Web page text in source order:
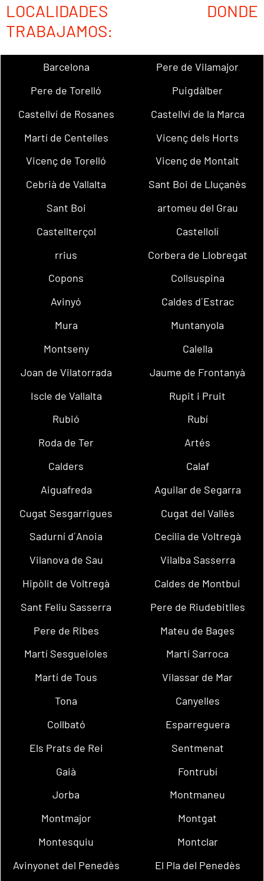
LOCALIDADES DONDE
TRABAJAMOS:
Barcelona
Pere de Vilamajor
Pere de Torelló
Puigdàlber
Castellví de Rosanes
Castellví de la Marca
Martí de Centelles
Vicenç dels Horts
Vicenç de Torelló
Vicenç de Montalt
Cebrià de Vallalta
Sant Boi de Lluçanès
Sant Boi
artomeu del Grau
Castellterçol
Castellolí
rrius
Corbera de Llobregat
Copons
Collsuspina
Avinyó
Caldes d´Estrac
Mura
Muntanyola
Montseny
Calella
Joan de Vilatorrada
Jaume de Frontanyà
Iscle de Vallalta
Rupit i Pruit
Rubió
Rubí
Roda de Ter
Artés
Calders
Calaf
Aiguafreda
Aguilar de Segarra
Cugat Sesgarrigues
Cugat del Vallès
Sadurní d´Anoia
Cecília de Voltregà
Vilanova de Sau
Vilalba Sasserra
Hipòlit de Voltregà
Caldes de Montbui
Sant Feliu Sasserra
Pere de Riudebitlles
Pere de Ribes
Mateu de Bages
Martí Sesgueioles
Martí Sarroca
Martí de Tous
Vilassar de Mar
Tona
Canyelles
Collbató
Esparreguera
Els Prats de Rei
Sentmenat
Gaià
Fontrubí
Jorba
Montmaneu
Montmajor
Montgat
Montesquiu
Montclar
Avinyonet del Penedès
El Pla del Penedès